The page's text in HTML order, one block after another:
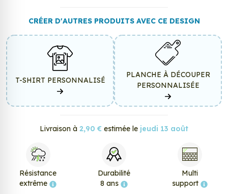
CRÉER D'AUTRES PRODUITS AVEC CE DESIGN
T-SHIRT PERSONNALISÉ
PLANCHE À DÉCOUPER
PERSONNALISÉE
Livraison à 2,90 € estimée le jeudi 13 août
Résistance
extrême
Durabilité
8 ans
Multi
support